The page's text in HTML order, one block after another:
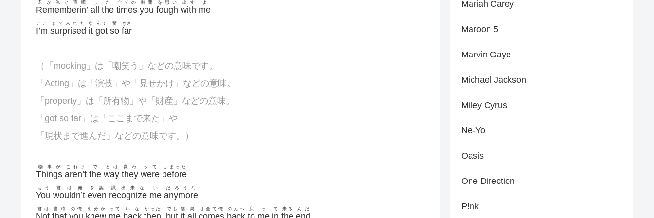
Rememberin’
君が俺と喧嘩
all
し
the
た
times
全ての
you
時間
fough
を思い
with
出す
me
よ
I’m
ここ
surprised
まで来れた
it
な
got
んて
so
驚
far
きさ
（「 mocking 」は「嘲笑う」などの意味です。
「 Acting」は「演技」や「見せかけ」などの意味。
「 property」は「所有物」や「財産」などの意味。
「got so far」は「ここまで来た」や
「現状まで進んだ」などの意味です。）
Things
物事が
aren’t
これま
the
で
way
とは
they
変わ
were
って
before
しまった
You
もう
wouldn’t
君は俺
even
を認
recognize
識出来な
me
い
anymore
だろうな
Not
君は
that
当時
you
の俺
knew
を分か
me
って
back
いな
then
かった
but
でも
it
結
all
局
comes
は全て俺
back
の元へ
to
戻
me
っ
in
て
the
来る
end
んだ
Mariah Carey
Maroon 5
Marvin Gaye
Michael Jackson
Miley Cyrus
Ne-Yo
Oasis
One Direction
P!nk